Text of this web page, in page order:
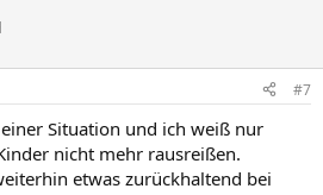
#7
Situation und ich weiß nur
nicht mehr rausreißen.
etwas zurückhaltend bei